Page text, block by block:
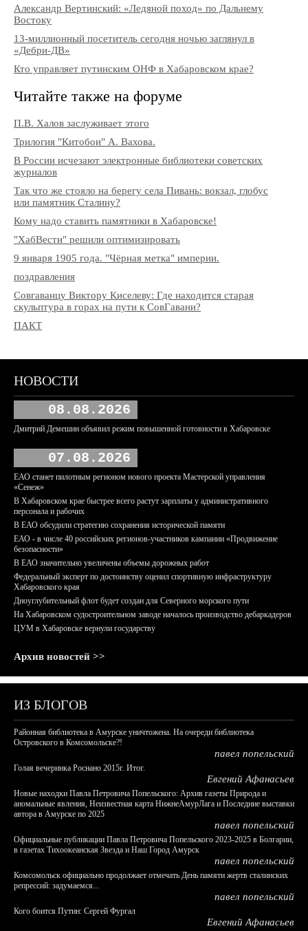
Александр Вертинский: «Ледяной поход» по Дальнему
Востоку
13-миллионный посетитель сегодня ночью заглянул в
«Дебри-ДВ»
Кто управляет путинским ОНФ в Хабаровском крае?
Читайте также на форуме
П.В. Халов заслуживает этого
Трилогия "Китобои" А. Вахова.
В России исчезают электронные библиотеки советских
журналов
Так что же стояло на берегу села Пивань: вокзал, глобус
или памятник Сталину?
Кому надо ставить памятники в Хабаровске!
"ХабВести" решили оптимизировать
9 января 1905 года. "Чёрная метка" империи.
поздравления
Совгаванцу Виктору Киселеву: Где находится старая
скульптура в горах на пути к СовГавани?
ПАКТ
НОВОСТИ
08.08.2026
Дмитрий Демешин объявил режим повышенной готовности в Хабаровске
07.08.2026
ЕАО станет пилотным регионом нового проекта Мастерской управления
«Сенеж»
В Хабаровском крае быстрее всего растут зарплаты у административного
персонала и рабочих
В ЕАО обсудили стратегию сохранения исторической памяти
ЕАО - в числе 40 российских регионов-участников кампании «Продвижение
безопасности»
В ЕАО значительно увеличены объемы дорожных работ
Федеральный эксперт по достоинству оценил спортивную инфраструктуру
Хабаровского края
Дноуглубительный флот будет создан для Северного морского пути
На Хабаровском судостроительном заводе началось производство дебаркадеров
ЦУМ в Хабаровске вернули государству
Архив новостей >>
ИЗ БЛОГОВ
Районная библиотека в Амурске уничтожена. На очереди библиотека
Островского в Комсомольске?!
павел попельский
Голая вечеринка Роснано 2015г. Итог.
Евгений Афанасьев
Новые находки Павла Петровича Попельского: Архив газеты Природа и
аномальные явления, Неизвестная карта НижнеАмурЛага и Последние выставки
автора в Амурске по 2025
павел попельский
Официальные публикации Павла Петровича Попельского 2023-2025 в Болгарии,
в газетах Тихоокеанская Звезда и Наш Город Амурск
павел попельский
Комсомольск официально продолжает отмечать День памяти жертв сталинских
репрессий: задумаемся...
павел попельский
Кого боится Путин: Сергей Фургал
Евгений Афанасьев